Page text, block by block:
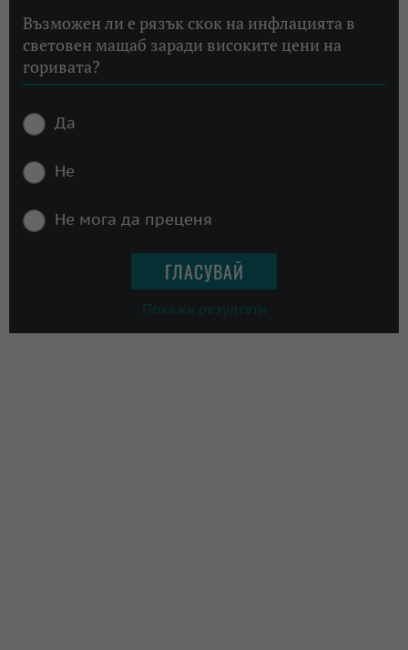
Възможен ли е рязък скок на инфлацията в
световен мащаб заради високите цени на
горивата?
Да
Не
Не мога да преценя
Покажи резултати